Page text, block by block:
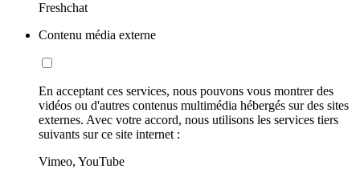
Freshchat
Contenu média externe
En acceptant ces services, nous pouvons vous montrer des
vidéos ou d'autres contenus multimédia hébergés sur des sites
externes. Avec votre accord, nous utilisons les services tiers
suivants sur ce site internet :
Vimeo, YouTube